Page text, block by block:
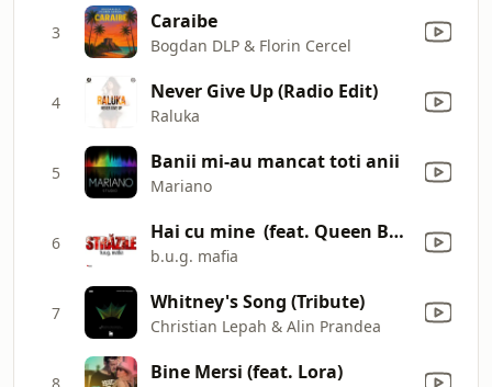
3 Caraibe
Bogdan DLP & Florin Cercel
4 Never Give Up (Radio Edit)
Raluka
5 Banii mi-au mancat toti anii
Mariano
6 Hai cu mine (feat. Queen Bee) [Instrumental]
b.u.g. mafia
7 Whitney's Song (Tribute)
Christian Lepah & Alin Prandea
8 Bine Mersi (feat. Lora)